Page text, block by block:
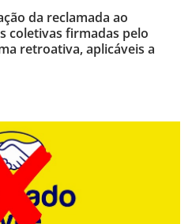
da reclamada ao
coletivas firmadas pelo
retroativa, aplicáveis a